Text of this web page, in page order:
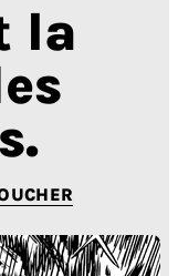
la